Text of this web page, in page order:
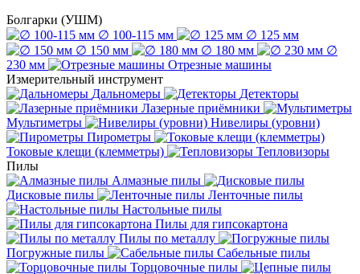
Болгарки (УШМ)
∅ 100-115 мм
∅ 125 мм
∅ 150 мм
∅ 180 мм
∅
230 мм
Отрезные машины
Измерительный инструмент
Дальномеры
Детекторы
Лазерные приёмники
Мультиметры
Нивелиры (уровни)
Пирометры
Токовые клещи (клемметры)
Тепловизоры
Пилы
Алмазные пилы
Дисковые пилы
Ленточные пилы
Настольные пилы
Пилы для гипсокартона
Пилы по металлу
Погружные пилы
Сабельные пилы
Торцовочные пилы